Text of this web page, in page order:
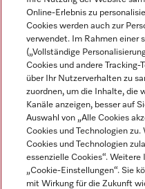
Impressum
AGB
Datenschutz
Miele auf Instagram
Miele auf Facebook
Miele auf
Online-Erlebnis zu
Cookies werden auch zur
verwendet. Im Rahmen einer
(„Vollständige
Cookies und andere
über Ihr Nutzerverhalten zu
zuordnen, um die Inhalte, die
Kanäle anzeigen, besser auf
Auswahl von „Alle Cookies
Cookies und Technologien zu.
Cookies und Technologien
essenzielle Cookies“.
„Cookie-Einstellungen“. Sie
mit Wirkung für die Zukunft